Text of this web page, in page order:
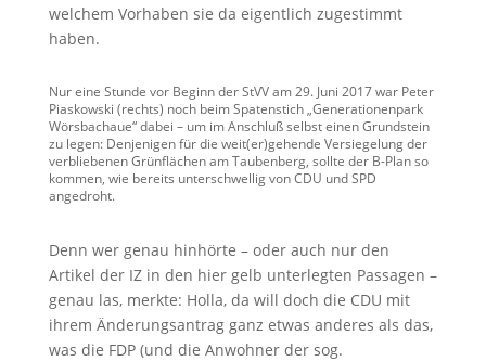
welchem Vorhaben sie da eigentlich zugestimmt
haben.
Nur eine Stunde vor Beginn der StVV am 29. Juni 2017 war Peter
Piaskowski (rechts) noch beim Spatenstich „Generationenpark
Wörsbachaue“ dabei – um im Anschluß selbst einen Grundstein
zu legen: Denjenigen für die weit(er)gehende Versiegelung der
verbliebenen Grünflächen am Taubenberg, sollte der B-Plan so
kommen, wie bereits unterschwellig von CDU und SPD
angedroht.
Denn wer genau hinhörte – oder auch nur den
Artikel der IZ in den hier gelb unterlegten Passagen –
genau las, merkte: Holla, da will doch die CDU mit
ihrem Änderungsantrag ganz etwas anderes als das,
was die FDP (und die Anwohner der sog.